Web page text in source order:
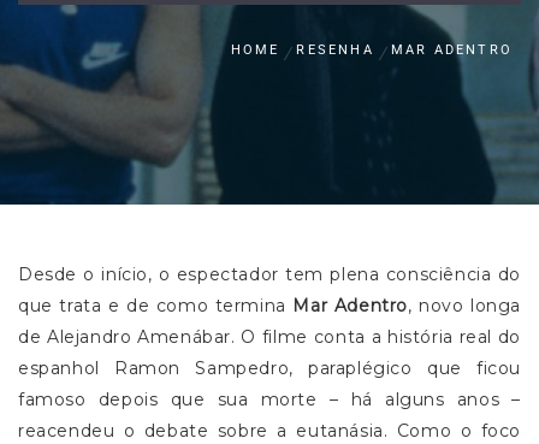
HOME RESENHA MAR ADENTRO
Desde o início, o espectador tem plena consciência do
que trata e de como termina Mar Adentro, novo longa
de Alejandro Amenábar. O filme conta a história real do
espanhol Ramon Sampedro, paraplégico que ficou
famoso depois que sua morte – há alguns anos –
reacendeu o debate sobre a eutanásia. Como o foco